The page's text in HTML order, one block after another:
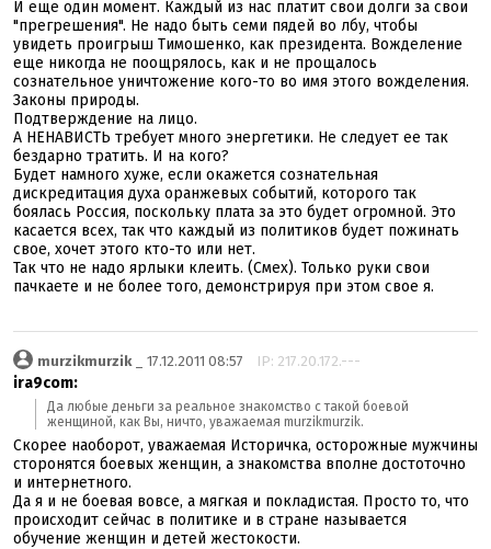
И еще один момент. Каждый из нас платит свои долги за свои
"прегрешения". Не надо быть семи пядей во лбу, чтобы
увидеть проигрыш Тимошенко, как президента. Вожделение
еще никогда не поощрялось, как и не прощалось
сознательное уничтожение кого-то во имя этого вожделения.
Законы природы.
Подтверждение на лицо.
А НЕНАВИСТЬ требует много энергетики. Не следует ее так
бездарно тратить. И на кого?
Будет намного хуже, если окажется сознательная
дискредитация духа оранжевых событий, которого так
боялась Россия, поскольку плата за это будет огромной. Это
касается всех, так что каждый из политиков будет пожинать
свое, хочет этого кто-то или нет.
Так что не надо ярлыки клеить. (Смех). Только руки свои
пачкаете и не более того, демонстрируя при этом свое я.
murzikmurzik_ 17.12.2011 08:57 IP: 217.20.172.---
ira9com:
Да любые деньги за реальное знакомство с такой боевой
женщиной, как Вы, ничто, уважаемая murzikmurzik.
Скорее наоборот, уважаемая Историчка, осторожные мужчины
сторонятся боевых женщин, а знакомства вполне достоточно
и интернетного.
Да я и не боевая вовсе, а мягкая и покладистая. Просто то, что
происходит сейчас в политике и в стране называется
обучение женщин и детей жестокости.